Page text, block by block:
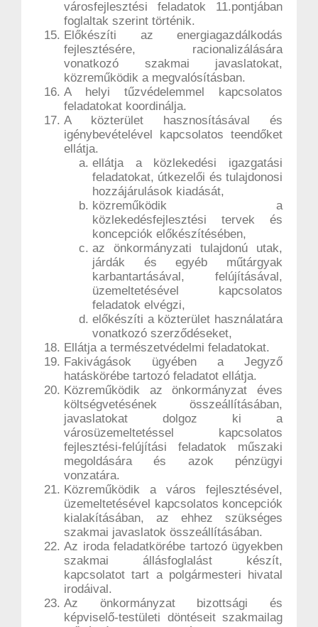
városfejlesztési feladatok 11.pontjában
foglaltak szerint történik.
Előkészíti az energiagazdálkodás
fejlesztésére, racionalizálására
vonatkozó szakmai javaslatokat,
közreműködik a megvalósításban.
A helyi tűzvédelemmel kapcsolatos
feladatokat koordinálja.
A közterület hasznosításával és
igénybevételével kapcsolatos teendőket
ellátja.
ellátja a közlekedési igazgatási
feladatokat, útkezelői és tulajdonosi
hozzájárulások kiadását,
közreműködik a
közlekedésfejlesztési tervek és
koncepciók előkészítésében,
az önkormányzati tulajdonú utak,
járdák és egyéb műtárgyak
karbantartásával, felújításával,
üzemeltetésével kapcsolatos
feladatok elvégzi,
előkészíti a közterület használatára
vonatkozó szerződéseket,
Ellátja a természetvédelmi feladatokat.
Fakivágások ügyében a Jegyző
hatáskörébe tartozó feladatot ellátja.
Közreműködik az önkormányzat éves
költségvetésének összeállításában,
javaslatokat dolgoz ki a
városüzemeltetéssel kapcsolatos
fejlesztési-felújítási feladatok műszaki
megoldására és azok pénzügyi
vonzatára.
Közreműködik a város fejlesztésével,
üzemeltetésével kapcsolatos koncepciók
kialakításában, az ehhez szükséges
szakmai javaslatok összeállításában.
Az iroda feladatkörébe tartozó ügyekben
szakmai állásfoglalást készít,
kapcsolatot tart a polgármesteri hivatal
irodáival.
Az önkormányzat bizottsági és
képviselő-testületi döntéseit szakmailag